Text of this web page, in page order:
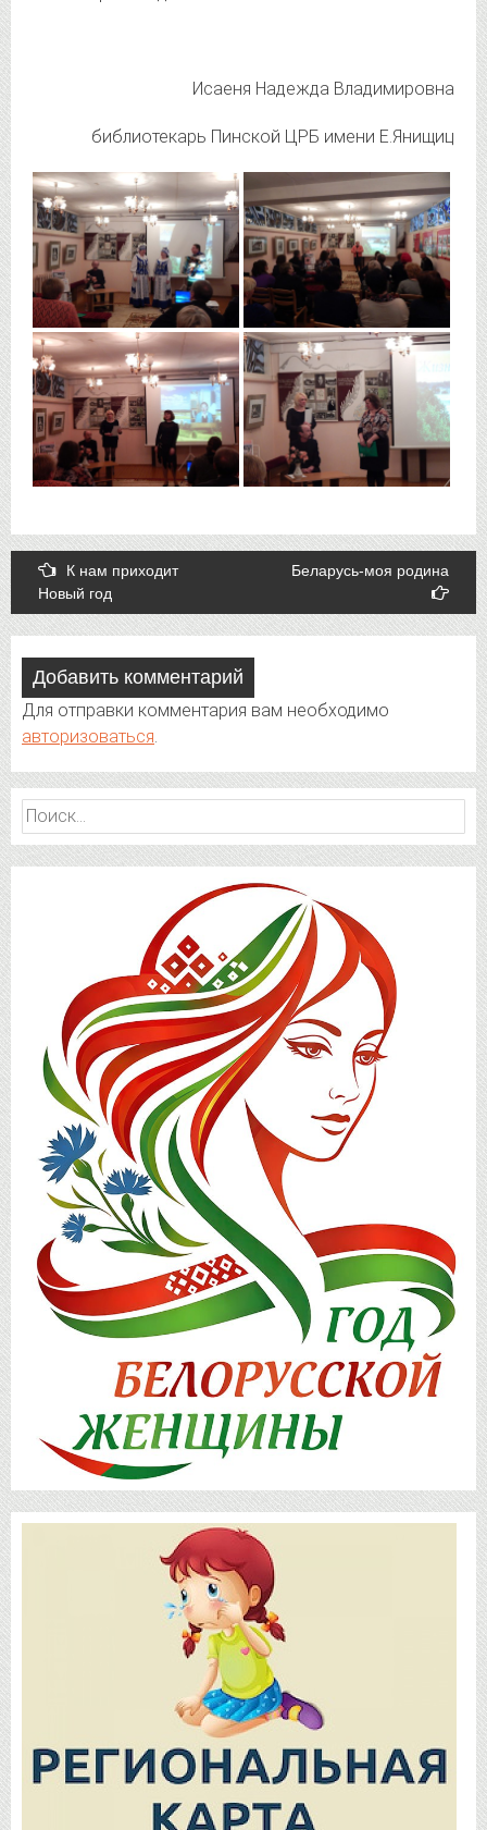
Исаеня Надежда Владимировна
библиотекарь Пинской ЦРБ имени Е.Янищиц
Post
navigation
К нам приходит
Новый год
Беларусь-моя родина
Добавить комментарий
Для отправки комментария вам необходимо
авторизоваться.
Найти: